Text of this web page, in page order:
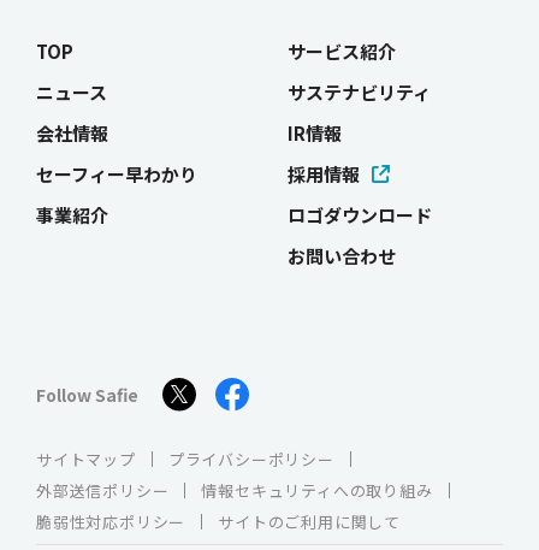
TOP
ニュース
会社情報
セーフィー早わかり
事業紹介
サービス紹介
サステナビリティ
IR情報
採用情報
ロゴダウンロード
お問い合わせ
Follow Safie
サイトマップ
プライバシーポリシー
外部送信ポリシー
情報セキュリティへの取り組み
脆弱性対応ポリシー
サイトのご利用に関して